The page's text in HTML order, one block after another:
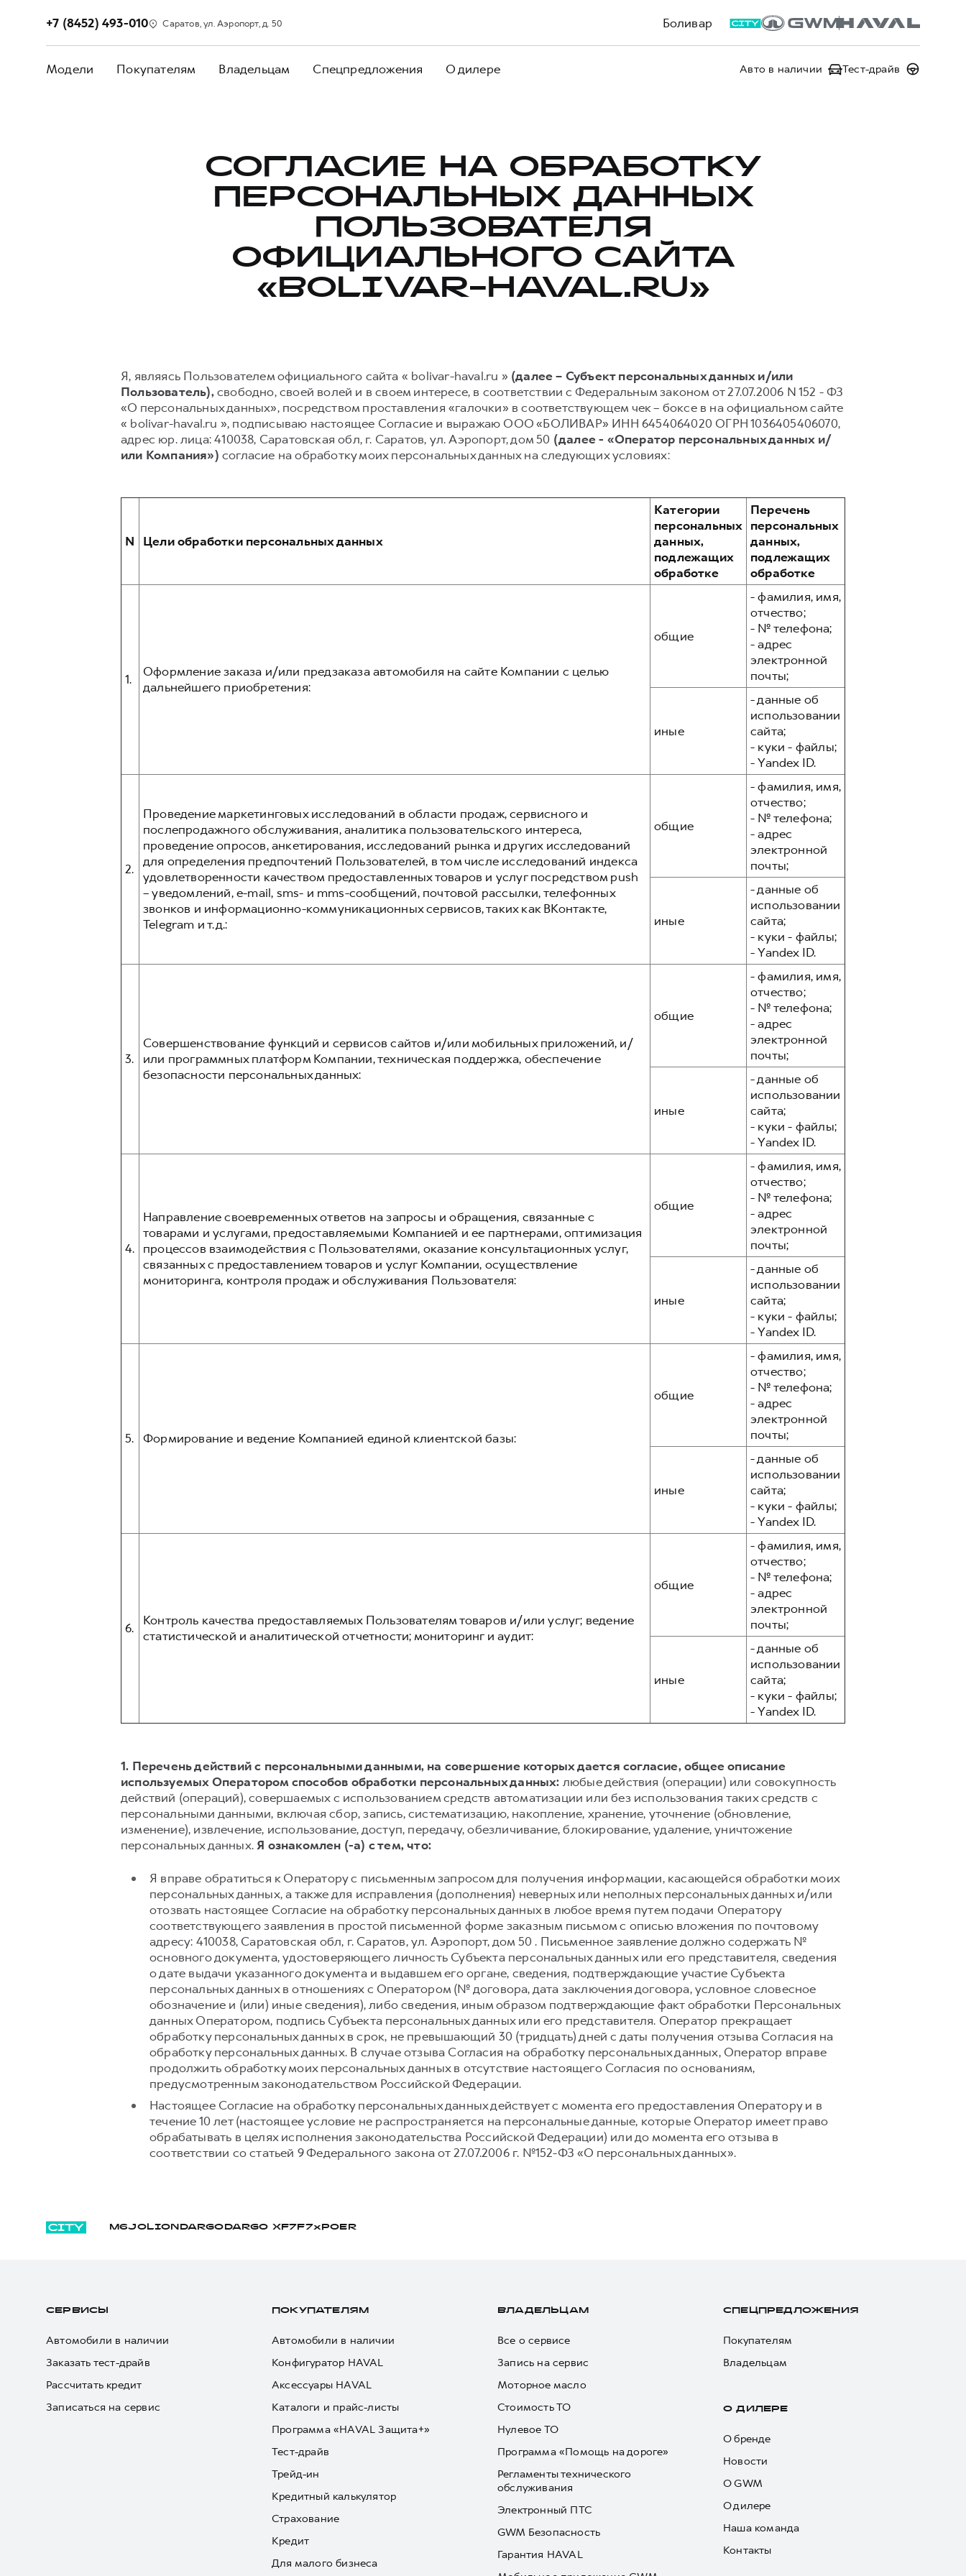
Боливар
+7 (8452) 493-010 Саратов, ул. Аэропорт, д. 50
Модели Покупателям Владельцам Спецпредложения О дилере Авто в наличии Тест-драйв
СОГЛАСИЕ НА ОБРАБОТКУ
ПЕРСОНАЛЬНЫХ ДАННЫХ
ПОЛЬЗОВАТЕЛЯ
ОФИЦИАЛЬНОГО САЙТА
«BOLIVAR-HAVAL.RU»
Я, являясь Пользователем официального сайта « bolivar-haval.ru » (далее – Субъект персональных данных и/или
Пользователь),свободно, своей волей и в своем интересе, в соответствии с Федеральным законом от 27.07.2006 N 152 - ФЗ
«О персональных данных», посредством проставления «галочки» в соответствующем чек – боксе в на официальном сайте
« bolivar-haval.ru », подписываю настоящее Согласие и выражаю ООО «БОЛИВАР» ИНН 6454064020 ОГРН 1036405406070,
адрес юр. лица: 410038, Саратовская обл, г. Саратов, ул. Аэропорт, дом 50 (далее - «Оператор персональных данных и/
или Компания») согласие на обработку моих персональных данных на следующих условиях:
N Цели обработки персональных данных
Категории
персональных
данных,
подлежащих
обработке
Перечень
персональных
данных,
подлежащих
обработке
1.
Оформление заказа и/или предзаказа автомобиля на сайте Компании с целью
дальнейшего приобретения:
общие
- фамилия, имя,
отчество;
- № телефона;
- адрес
электронной
почты;
иные
- данные об
использовании
сайта;
- куки - файлы;
- Yandex ID.
2.
Проведение маркетинговых исследований в области продаж, сервисного и
послепродажного обслуживания, аналитика пользовательского интереса,
проведение опросов, анкетирования, исследований рынка и других исследований
для определения предпочтений Пользователей, в том числе исследований индекса
удовлетворенности качеством предоставленных товаров и услуг посредством push
– уведомлений, e-mail, sms- и mms-сообщений, почтовой рассылки, телефонных
звонков и информационно-коммуникационных сервисов, таких как ВКонтакте,
Telegram и т.д.:
общие
- фамилия, имя,
отчество;
- № телефона;
- адрес
электронной
почты;
иные
- данные об
использовании
сайта;
- куки - файлы;
- Yandex ID.
3.
Совершенствование функций и сервисов сайтов и/или мобильных приложений, и/
или программных платформ Компании, техническая поддержка, обеспечение
безопасности персональных данных:
общие
- фамилия, имя,
отчество;
- № телефона;
- адрес
электронной
почты;
иные
- данные об
использовании
сайта;
- куки - файлы;
- Yandex ID.
4.
Направление своевременных ответов на запросы и обращения, связанные с
товарами и услугами, предоставляемыми Компанией и ее партнерами, оптимизация
процессов взаимодействия с Пользователями, оказание консультационных услуг,
связанных с предоставлением товаров и услуг Компании, осуществление
мониторинга, контроля продаж и обслуживания Пользователя:
общие
- фамилия, имя,
отчество;
- № телефона;
- адрес
электронной
почты;
иные
- данные об
использовании
сайта;
- куки - файлы;
- Yandex ID.
5. Формирование и ведение Компанией единой клиентской базы:
общие
- фамилия, имя,
отчество;
- № телефона;
- адрес
электронной
почты;
иные
- данные об
использовании
сайта;
- куки - файлы;
- Yandex ID.
6.
Контроль качества предоставляемых Пользователям товаров и/или услуг; ведение
статистической и аналитической отчетности; мониторинг и аудит:
общие
- фамилия, имя,
отчество;
- № телефона;
- адрес
электронной
почты;
иные
- данные об
использовании
сайта;
- куки - файлы;
- Yandex ID.
1. Перечень действий с персональными данными, на совершение которых дается согласие, общее описание
используемых Оператором способов обработки персональных данных: любые действия (операции) или совокупность
действий (операций), совершаемых с использованием средств автоматизации или без использования таких средств с
персональными данными, включая сбор, запись, систематизацию, накопление, хранение, уточнение (обновление,
изменение), извлечение, использование, доступ, передачу, обезличивание, блокирование, удаление, уничтожение
персональных данных.Я ознакомлен (-а) с тем, что:
Я вправе обратиться к Оператору с письменным запросом для получения информации, касающейся обработки моих
персональных данных, а также для исправления (дополнения) неверных или неполных персональных данных и/или
отозвать настоящее Согласие на обработку персональных данных в любое время путем подачи Оператору
соответствующего заявления в простой письменной форме заказным письмом с описью вложения по почтовому
адресу: 410038, Саратовская обл, г. Саратов, ул. Аэропорт, дом 50 . Письменное заявление должно содержать №
основного документа, удостоверяющего личность Субъекта персональных данных или его представителя, сведения
о дате выдачи указанного документа и выдавшем его органе, сведения, подтверждающие участие Субъекта
персональных данных в отношениях с Оператором (№ договора, дата заключения договора, условное словесное
обозначение и (или) иные сведения), либо сведения, иным образом подтверждающие факт обработки Персональных
данных Оператором, подпись Субъекта персональных данных или его представителя. Оператор прекращает
обработку персональных данных в срок, не превышающий 30 (тридцать) дней с даты получения отзыва Согласия на
обработку персональных данных. В случае отзыва Согласия на обработку персональных данных, Оператор вправе
продолжить обработку моих персональных данных в отсутствие настоящего Согласия по основаниям,
предусмотренным законодательством Российской Федерации.
Настоящее Согласие на обработку персональных данных действует с момента его предоставления Оператору и в
течение 10 лет (настоящее условие не распространяется на персональные данные, которые Оператор имеет право
обрабатывать в целях исполнения законодательства Российской Федерации) или до момента его отзыва в
соответствии со статьей 9 Федерального закона от 27.07.2006 г. №152-ФЗ «О персональных данных».
M6JOLION DARGO DARGO Х F7 F7x POER
СЕРВИСЫ
Автомобили в наличии
Заказать тест-драйв
Рассчитать кредит
Записаться на сервис
ПОКУПАТЕЛЯМ
Автомобили в наличии
Конфигуратор HAVAL
Аксессуары HAVAL
Каталоги и прайс-листы
Программа «HAVAL Защита+»
Тест-драйв
Трейд-ин
Кредитный калькулятор
Страхование
Кредит
Для малого бизнеса
ВЛАДЕЛЬЦАМ
Все о сервисе
Запись на сервис
Моторное масло
Стоимость ТО
Нулевое ТО
Программа «Помощь на дороге»
Регламенты технического
обслуживания
Электронный ПТС
GWM Безопасность
Гарантия HAVAL
СПЕЦПРЕДЛОЖЕНИЯ
Покупателям
Владельцам
О ДИЛЕРЕ
О бренде
Новости
О GWM
О дилере
Наша команда
Контакты